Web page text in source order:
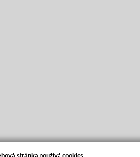
stránka používá cookies